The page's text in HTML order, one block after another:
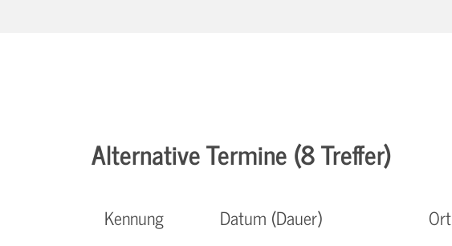
Alternative Termine (8 Treffer)
Kennung Datum (Dauer) Ort